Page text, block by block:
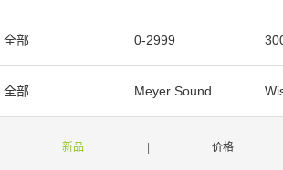
全部 0-2999
50万-100万 100万以上
全部 Meyer Sound
新品 价格